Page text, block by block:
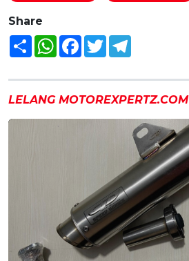
Share
Share WhatsAppFacebook
Twitter
LELANG MOTOREXPERTZ.COM